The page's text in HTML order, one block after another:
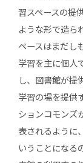
習スペースの提
ような形で造ら
ペースはまだし
学習を主に個人
し、図書館が提
学習の場を提供
ションコモンズ
表されるように
いうことになる